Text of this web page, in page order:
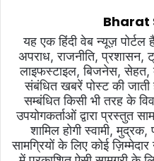
Bharat
यह एक हिंदी वेब न्यूज़
अपराध, राजनीति,
लाइफस्टाइल, बिजनेस, सेहत,
संबंधित खबरें पोस्ट की
सम्बंधित किसी भी तरह के
उपयोगकर्ताओं द्वारा प्रस्तुत
शामिल होगी स्वामी,
सामग्रियों के लिए कोई